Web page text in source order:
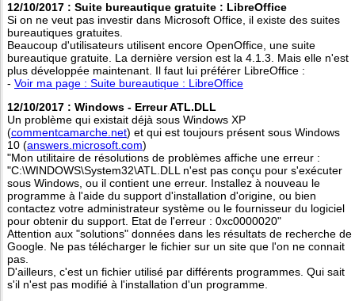
12/10/2017 : Suite bureautique gratuite : LibreOffice
Si on ne veut pas investir dans Microsoft Office, il existe des suites
bureautiques gratuites.
Beaucoup d'utilisateurs utilisent encore OpenOffice, une suite
bureautique gratuite. La dernière version est la 4.1.3. Mais elle n'est
plus développée maintenant. Il faut lui préférer LibreOffice :
- Voir ma page : Suite bureautique : LibreOffice
12/10/2017 : Windows - Erreur ATL.DLL
Un problème qui existait déjà sous Windows XP
(commentcamarche.net) et qui est toujours présent sous Windows
10 (answers.microsoft.com)
"Mon utilitaire de résolutions de problèmes affiche une erreur :
"C:\WINDOWS\System32\ATL.DLL n'est pas conçu pour s'exécuter
sous Windows, ou il contient une erreur. Installez à nouveau le
programme à l'aide du support d'installation d'origine, ou bien
contactez votre administrateur système ou le fournisseur du logiciel
pour obtenir du support. Etat de l'erreur : 0xc0000020"
Attention aux "solutions" données dans les résultats de recherche de
Google. Ne pas télécharger le fichier sur un site que l'on ne connait
pas.
D'ailleurs, c'est un fichier utilisé par différents programmes. Qui sait
s'il n'est pas modifié à l'installation d'un programme.